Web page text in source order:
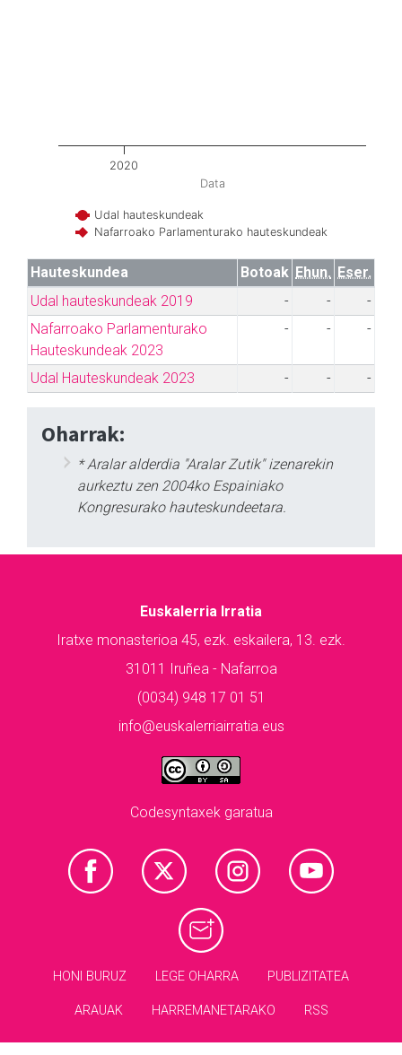
Data
Udal hauteskundeak
Nafarroako Parlamenturako hauteskundeak
2020
Hauteskundea Botoak Ehun. Eser.
Udal hauteskundeak 2019
- -
-
Nafarroako Parlamenturako
Hauteskundeak 2023
- - -
Udal Hauteskundeak 2023 - - -
Oharrak:
* Aralar alderdia "Aralar Zutik" izenarekin
aurkeztu zen 2004ko Espainiako
Kongresurako hauteskundeetara.
Euskalerria Irratia
Iratxe monasterioa 45, ezk. eskailera, 13. ezk.
31011 Iruñea - Nafarroa
(0034) 948 17 01 51
info@euskalerriairratia.eus
Codesyntaxek garatua
HONI BURUZ LEGE OHARRA PUBLIZITATEA
ARAUAK HARREMANETARAKO RSS